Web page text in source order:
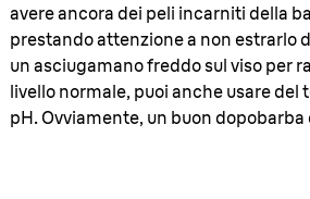
avere ancora dei peli incarniti della
prestando attenzione a non estrarlo
un asciugamano freddo sul viso per
livello normale, puoi anche usare del
pH. Ovviamente, un buon